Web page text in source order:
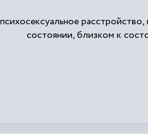
психосексуальное
состоянии, близком к